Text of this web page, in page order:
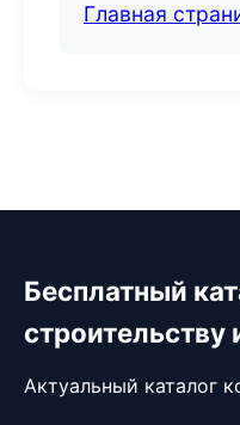
Главная
Бесплатный
строительству
Актуальный каталог